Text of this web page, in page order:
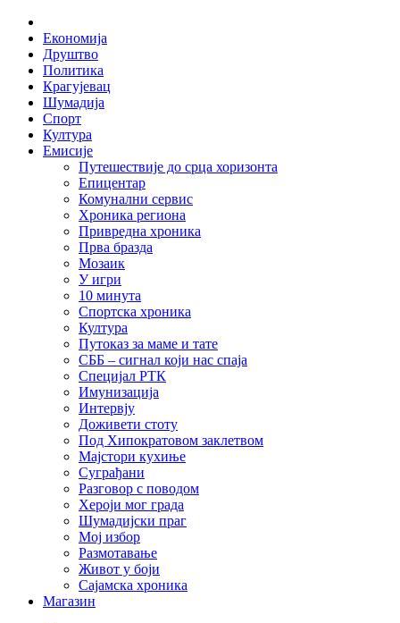
Skip
content
Економија
Друштво
Политика
Крагујевац
Шумадија
Спорт
Култура
Емисије
Путешествије до срца хоризонта
Епицентар
Комунални сервис
Хроника региона
Привредна хроника
Прва бразда
Мозаик
У игри
10 минута
Спортска хроника
Култура
Путоказ за маме и тате
СББ – сигнал који нас спаја
Специјал РТК
Имунизација
Интервју
Доживети стоту
Под Хипократовом заклетвом
Мајстори кухиње
Суграђани
Разговор с поводом
Хероји мог града
Шумадијски праг
Мој избор
Размотавање
Живот у боји
Сајамска хроника
Магазин